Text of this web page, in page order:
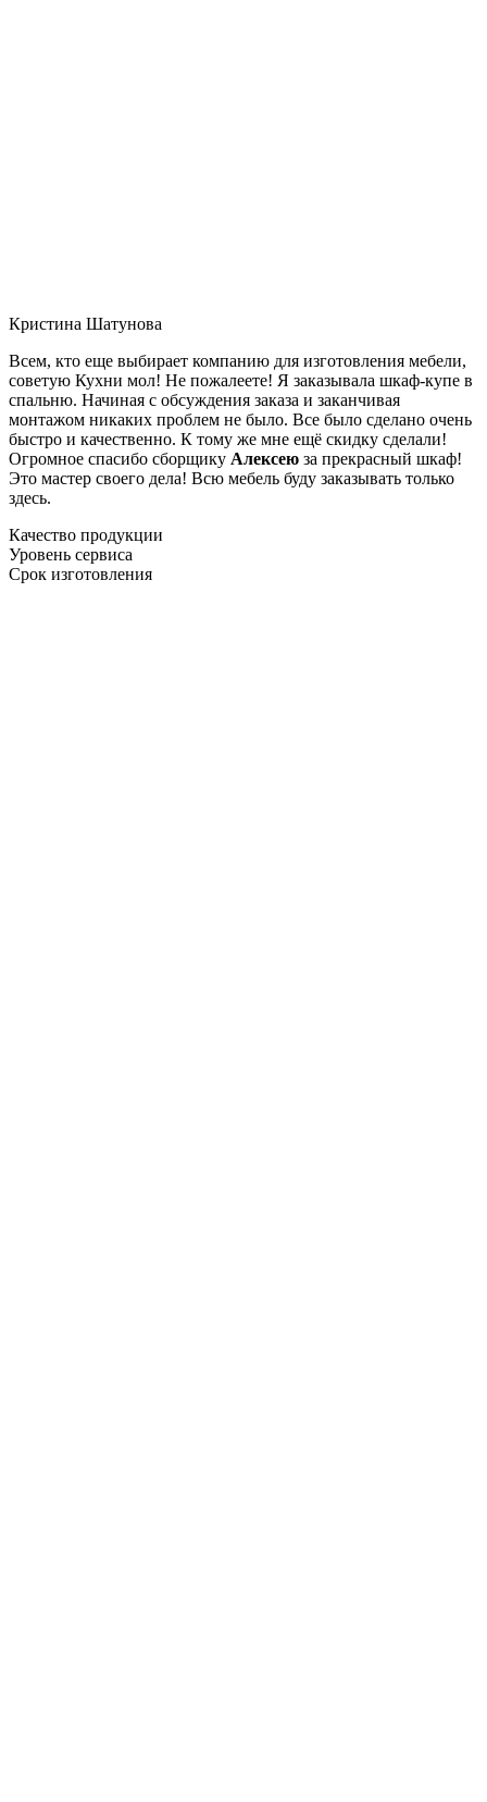
Кристина Шатунова
Всем, кто еще выбирает компанию для изготовления мебели,
советую Кухни мол! Не пожалеете! Я заказывала шкаф-купе в
спальню. Начиная с обсуждения заказа и заканчивая
монтажом никаких проблем не было. Все было сделано очень
быстро и качественно. К тому же мне ещё скидку сделали!
Огромное спасибо сборщику Алексею за прекрасный шкаф!
Это мастер своего дела! Всю мебель буду заказывать только
здесь.
Качество продукции
Уровень сервиса
Срок изготовления